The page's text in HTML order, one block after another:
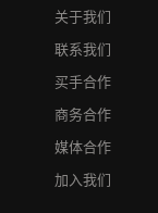
关于我们
联系我们
买手合作
商务合作
媒体合作
加入我们